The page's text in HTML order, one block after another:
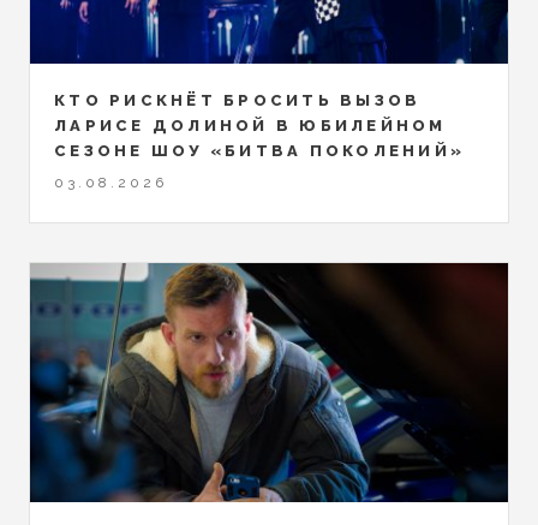
КТО РИСКНЁТ БРОСИТЬ ВЫЗОВ
ЛАРИСЕ ДОЛИНОЙ В ЮБИЛЕЙНОМ
СЕЗОНЕ ШОУ «БИТВА ПОКОЛЕНИЙ»
03.08.2026